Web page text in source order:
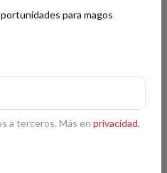
para magos
a terceros. Más en privacidad,